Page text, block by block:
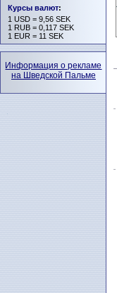
Курсы валют:
1 USD = 9,56 SEK
1 RUB = 0,117 SEK
1 EUR = 11 SEK
Информация о рекламе
на Шведской Пальме